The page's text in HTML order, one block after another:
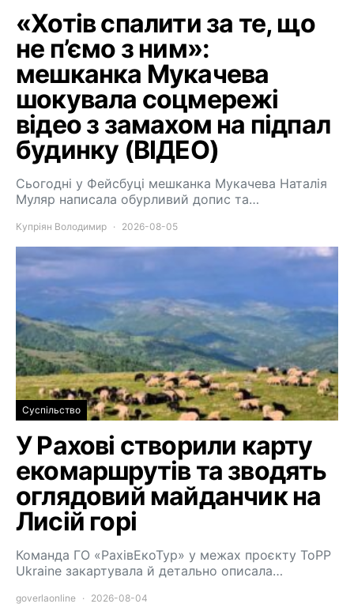
«Хотів спалити за те, що
не п’ємо з ним»:
мешканка Мукачева
шокувала соцмережі
відео з замахом на підпал
будинку (ВІДЕО)
Сьогодні у Фейсбуці мешканка Мукачева Наталія
Муляр написала обурливий допис та…
Купріян Володимир 2026-08-05
Суспільство
У Рахові створили карту
екомаршрутів та зводять
оглядовий майданчик на
Лисій горі
Команда ГО «РахівЕкоТур» у межах проєкту ToPP
Ukraine закартувала й детально описала…
goverlaonline 2026-08-04